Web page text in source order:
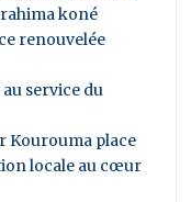
koné
renouvelée
service du
Kourouma place
locale au cœur